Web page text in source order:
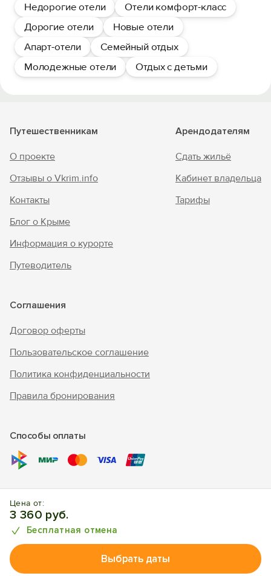
Недорогие отели
Отели комфорт-класс
Дорогие отели
Новые отели
Апарт-отели
Семейный отдых
Молодежные отели
Отдых с детьми
Цена от:
3 360 руб.
Бесплатная отмена
Выбрать даты
Путешественникам
О проекте
Отзывы о Vkrim.info
Контакты
Блог о Крыме
Информация о курорте
Путеводитель
Арендодателям
Сдать жильё
Кабинет владельца
Тарифы
Соглашения
Договор оферты
Пользовательское соглашение
Политика конфиденциальности
Правила бронирования
Способы оплаты
© 2010 - 2026 "В Крым - инфо"
Отдых в Штормовом. Отели, апартаменты, частный сектор.